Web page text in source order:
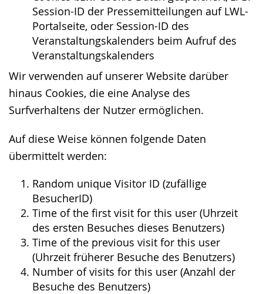
Session-ID der Pressemitteilungen auf LWL-
Portalseite, oder Session-ID des
Veranstaltungskalenders beim Aufruf des
Veranstaltungskalenders
Wir verwenden auf unserer Website darüber
hinaus Cookies, die eine Analyse des
Surfverhaltens der Nutzer ermöglichen.
Auf diese Weise können folgende Daten
übermittelt werden:
Random unique Visitor ID (zufällige
BesucherID)
Time of the first visit for this user (Uhrzeit
des ersten Besuches dieses Benutzers)
Time of the previous visit for this user
(Uhrzeit früherer Besuche des Benutzers)
Number of visits for this user (Anzahl der
Besuche des Benutzers)